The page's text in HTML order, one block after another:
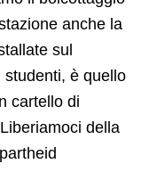
anche la
sul
è quello
cartello di
della